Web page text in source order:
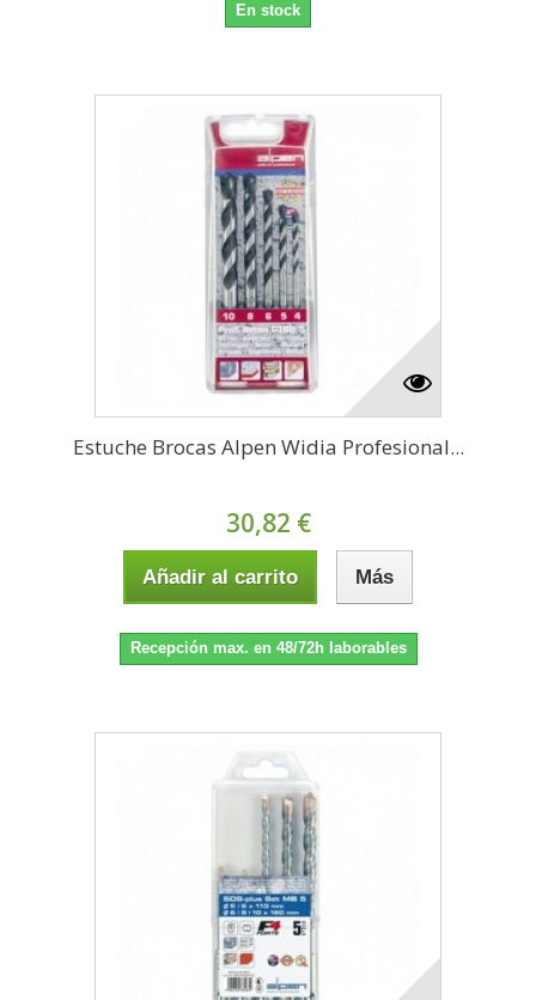
En stock
Estuche Brocas Alpen Widia Profesional...
30,82 €
Añadir al carrito Más
Recepción max. en 48/72h laborables